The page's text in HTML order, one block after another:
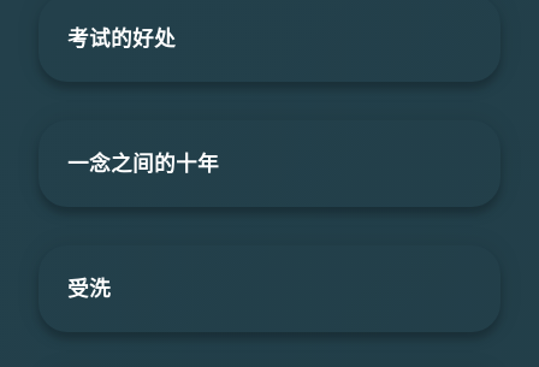
考试的好处
一念之间的十年
受洗